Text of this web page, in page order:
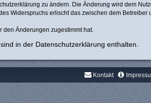
zu ändern. Die Änderung wird dem
Widerspruchs erlischt das zwischen dem
Änderungen zugestimmt hat.
in der Datenschutzerklärung enthalten.
Kontakt